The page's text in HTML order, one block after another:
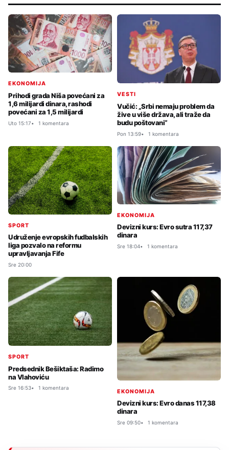
EKONOMIJA
Prihodi grada Niša povećani za
1,6 milijardi dinara, rashodi
povećani za 1,5 milijardi
Uto 15:17 1 komentara
VESTI
Vučić: „Srbi nemaju problem da
žive u više država, ali traže da
budu poštovani“
Pon 13:59 1 komentara
SPORT
Udruženje evropskih fudbalskih
liga pozvalo na reformu
upravljavanja Fife
Sre 20:00
EKONOMIJA
Devizni kurs: Evro sutra 117,37
dinara
Sre 18:04 1 komentara
SPORT
Predsednik Bešiktaša: Radimo
na Vlahoviću
Sre 16:53 1 komentara
EKONOMIJA
Devizni kurs: Evro danas 117,38
dinara
Sre 09:50 1 komentara